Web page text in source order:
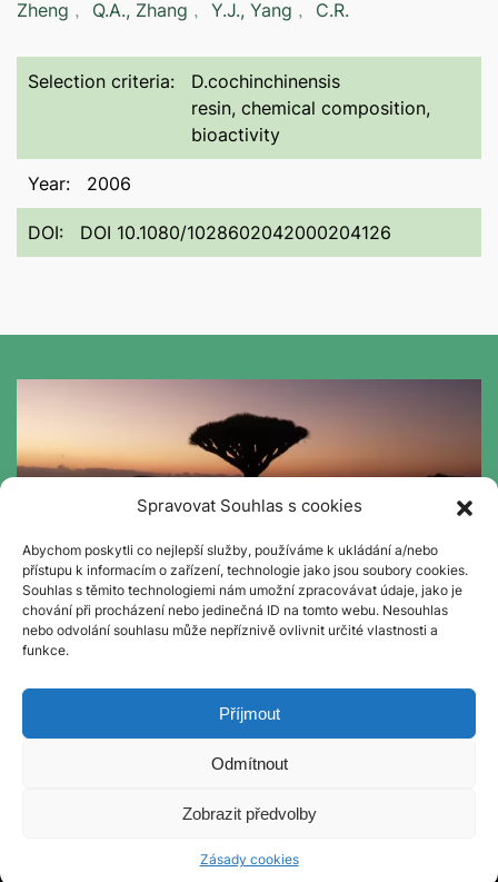
Spravovat Souhlas s cookies
Abychom poskytli co nejlepší služby, používáme k ukládání a/nebo
přístupu k informacím o zařízení, technologie jako jsou soubory cookies.
Souhlas s těmito technologiemi nám umožní zpracovávat údaje, jako je
chování při procházení nebo jedinečná ID na tomto webu. Nesouhlas
nebo odvolání souhlasu může nepříznivě ovlivnit určité vlastnosti a
funkce.
Příjmout
Odmítnout
Zobrazit předvolby
Zásady cookies
Zheng﹐ Q.A., Zhang﹐ Y.J., Yang﹐ C.R.
Selection criteria:
D.cochinchinensis
resin, chemical composition,
bioactivity
Year: 2006
DOI: DOI 10.1080/1028602042000204126
Contact
prof. Petr Maděra
Department of Forest Botany, Dendrology and
faculty of Forestry and Wood Technology
Mendel University in Brno
© Dragon Tree Consortium 2023 | web